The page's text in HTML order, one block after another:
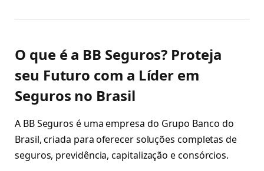
O que é a BB Seguros? Proteja
seu Futuro com a Líder em
Seguros no Brasil
A BB Seguros é uma empresa do Grupo Banco do
Brasil, criada para oferecer soluções completas de
seguros, previdência, capitalização e consórcios.